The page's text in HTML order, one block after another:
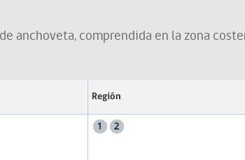
anchoveta, comprendida en la zona
Región